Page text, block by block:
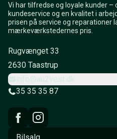
Vi har tilfredse og loyale kunder –
kundeservice og en kvalitet i
prisen på service og reparationer
mærkeværkstedernes pris.
Rugvænget 33
2630 Taastrup
info@au2vest.dk
35 35 35 87